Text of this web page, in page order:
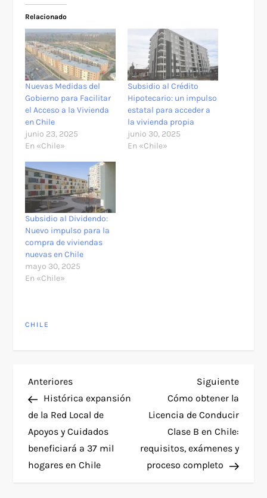
Relacionado
Nuevas Medidas del
Gobierno para Facilitar
el Acceso a la Vivienda
en Chile
junio 23, 2025
En «Chile»
Subsidio al Crédito
Hipotecario: un impulso
estatal para acceder a
la vivienda propia
junio 30, 2025
En «Chile»
Subsidio al Dividendo:
Nuevo impulso para la
compra de viviendas
nuevas en Chile
mayo 30, 2025
En «Chile»
CHILE
N
a
v
e
Entrada
anterior
Anteriores
Histórica expansión
de la Red Local de
Apoyos y Cuidados
beneficiará a 37 mil
hogares en Chile
Siguiente
Cómo obtener la
Licencia de Conducir
Clase B en Chile:
requisitos, exámenes y
proceso completo